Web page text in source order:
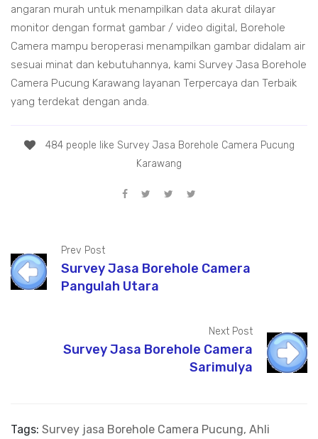
angaran murah untuk menampilkan data akurat dilayar
monitor dengan format gambar / video digital, Borehole
Camera mampu beroperasi menampilkan gambar didalam air
sesuai minat dan kebutuhannya, kami Survey Jasa Borehole
Camera Pucung Karawang layanan Terpercaya dan Terbaik
yang terdekat dengan anda.
484 people like Survey Jasa Borehole Camera Pucung
Karawang
Prev Post
Survey Jasa Borehole Camera
Pangulah Utara
Next Post
Survey Jasa Borehole Camera
Sarimulya
Tags: Survey jasa Borehole Camera Pucung, Ahli